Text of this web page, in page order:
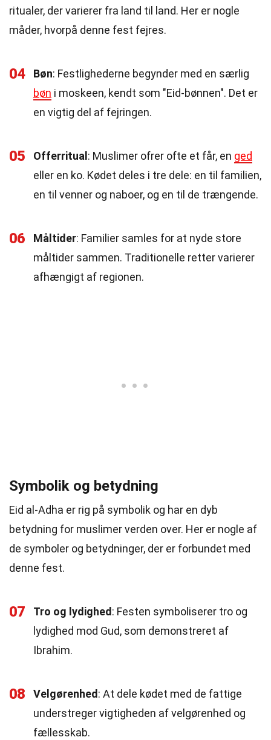
ritualer, der varierer fra land til land. Her er nogle
måder, hvorpå denne fest fejres.
04 Bøn: Festlighederne begynder med en særlig
bøn i moskeen, kendt som "Eid-bønnen". Det er
en vigtig del af fejringen.
05 Offerritual : Muslimer ofrer ofte et får, en ged
eller en ko. Kødet deles i tre dele: en til familien,
en til venner og naboer, og en til de trængende.
06 Måltider: Familier samles for at nyde store
måltider sammen. Traditionelle retter varierer
afhængigt af regionen.
Symbolik og betydning
Eid al-Adha er rig på symbolik og har en dyb
betydning for muslimer verden over. Her er nogle af
de symboler og betydninger, der er forbundet med
denne fest.
07 Tro og lydighed : Festen symboliserer tro og
lydighed mod Gud, som demonstreret af
Ibrahim.
08 Velgørenhed : At dele kødet med de fattige
understreger vigtigheden af velgørenhed og
fællesskab.